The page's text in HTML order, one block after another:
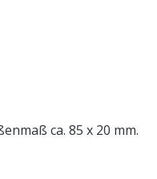
ca. 85 x 20 mm.